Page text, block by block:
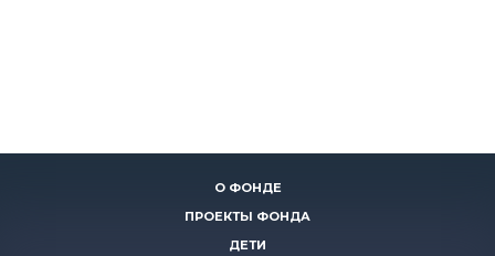
О ФОНДЕ
ПРОЕКТЫ ФОНДА
ДЕТИ